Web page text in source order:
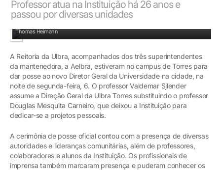
Professor atua na Instituição há 26 anos e
passou por diversas unidades
Thomas Heimann
A Reitoria da Ulbra, acompanhados dos três superintendentes
da mantenedora, a Aelbra, estiveram no campus de Torres para
dar posse ao novo Diretor Geral da Universidade na cidade, na
noite de segunda-feira, 6. O professor Valdemar Sjlender
assume a Direção Geral da Ulbra Torres substituindo o professor
Douglas Mesquita Carneiro, que deixou a Instituição para
dedicar-se a projetos pessoais.
A cerimônia de posse oficial contou com a presença de diversas
autoridades e lideranças comunitárias, além de professores,
colaboradores e alunos da Instituição. Os profissionais de
imprensa também marcaram presença e puderam conhecer os